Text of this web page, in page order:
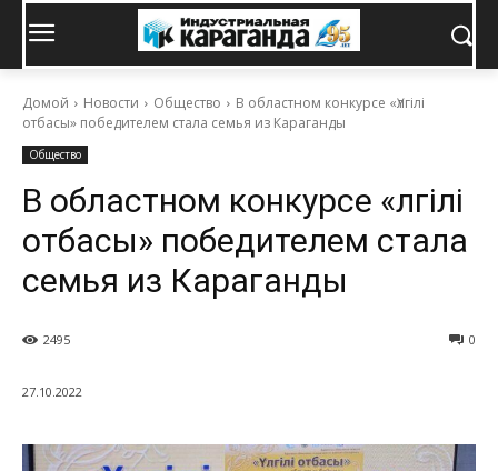
Домой Новости Общество
В областном конкурсе «Үлгілі
отбасы» победителем стала семья из Караганды
Общество
В областном конкурсе «Үлгілі
отбасы» победителем стала
семья из Караганды
0
2495
27.10.2022